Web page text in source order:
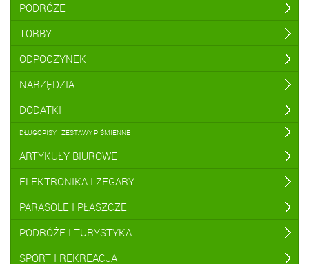
PODRÓŻE
TORBY
ODPOCZYNEK
NARZĘDZIA
DODATKI
DŁUGOPISY I ZESTAWY PIŚMIENNE
ARTYKUŁY BIUROWE
ELEKTRONIKA I ZEGARY
PARASOLE I PŁASZCZE
PODRÓŻE I TURYSTYKA
SPORT I REKREACJA